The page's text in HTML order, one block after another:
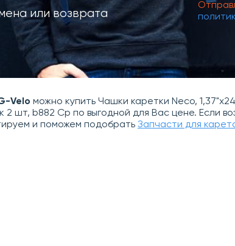
или возврата
Velo можно купить Чашки каретки Neco,
шт, b882 Cp по выгодной для Вас цене. Если
и поможем подобрать Запчасти для